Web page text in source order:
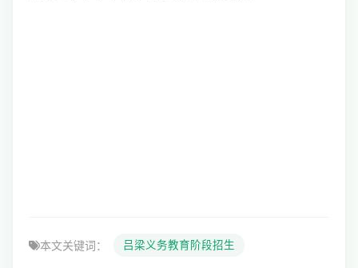
本文关键词： 吕梁义务教育阶段招生